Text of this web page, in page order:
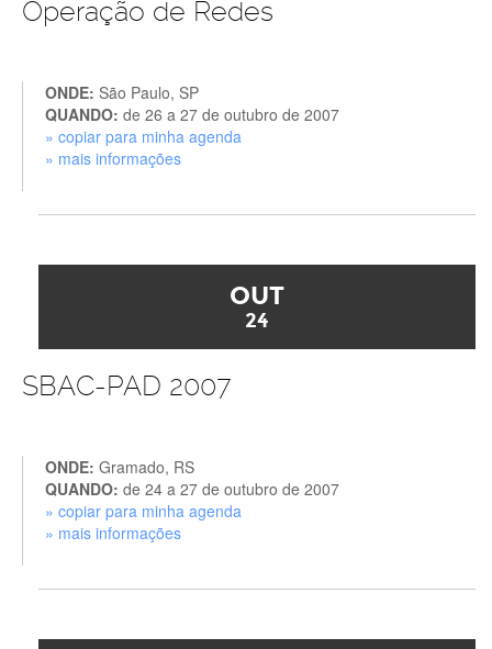
Operação de Redes
ONDE: São Paulo, SP
QUANDO: de 26 a 27 de outubro de 2007
» copiar para minha agenda
» mais informações
OUT
24
SBAC-PAD 2007
ONDE: Gramado, RS
QUANDO: de 24 a 27 de outubro de 2007
» copiar para minha agenda
» mais informações